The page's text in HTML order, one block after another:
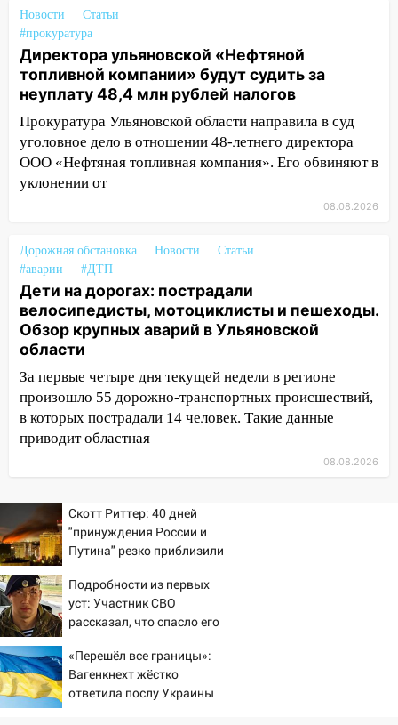
деньгами, а кого ждет неожиданная
встреча
04:47 В Ульяновской области объявили
ракетную опасность: звучат сирены
07.08.2026
20:40 Ульяновские аграрии смогут
купить тракторы с отсрочкой платежа
до декабря
мероприятие, приуроченное к
празднованию Дня сотрудника органов
следствия Российской Федерации
19:30 Ульяновцев приглашают
поддержать «Симбирскую чебурашку»
18:11 Ульяновская область стала
пилотным регионом проекта
«Культурное долголетие»
Прогноз погоды в Ульяновской
17:16
В реанимацию Ульяновской
областной больницы поступили шесть
новых аппаратов ИВЛ
16:51
В Чердаклинском районе
ремонтируют дороги, ставят остановки
и проводят новое освещение
16:35
В Ульяновске установили ещё
девять бункеров для крупногабаритного
мусора
Новости
Статьи
#прокуратура
Директора ульяновской «Нефтяной
топливной компании» будут судить за
неуплату 48,4 млн рублей налогов
Прокуратура Ульяновской области направила в суд
уголовное дело в отношении 48-летнего директора
ООО «Нефтяная топливная компания». Его обвиняют в
уклонении от
08.08.2026
Дорожная обстановка Новости
Статьи
#аварии
#ДТП
Дети на дорогах: пострадали
велосипедисты, мотоциклисты и пешеходы.
Обзор крупных аварий в Ульяновской
области
За первые четыре дня текущей недели в регионе
произошло 55 дорожно-транспортных происшествий,
в которых пострадали 14 человек. Такие данные
приводит областная
08.08.2026
Скотт Риттер: 40 дней
"принуждения России и
Путина" резко приблизили
Подробности из первых
уст: Участник СВО
рассказал, что спасло его
«Перешёл все границы»:
Вагенкнехт жёстко
ответила послу Украины